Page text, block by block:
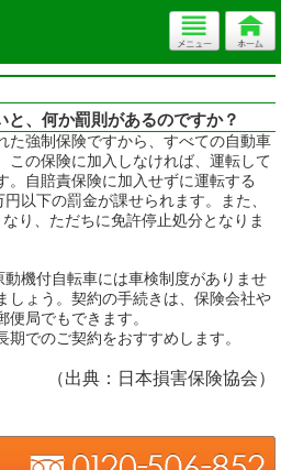
と、何か罰則があるのですか？
た強制保険ですから、すべての自動車
この保険に加入しなければ、運転して
。自賠責保険に加入せずに運転する
以下の罰金が課せられます。また、
り、ただちに免許停止処分となりま
機付自転車には車検制度がありませ
しょう。契約の手続きは、保険会社や
局でもできます。
でのご契約をおすすめします。
（出典：日本損害保険協会）